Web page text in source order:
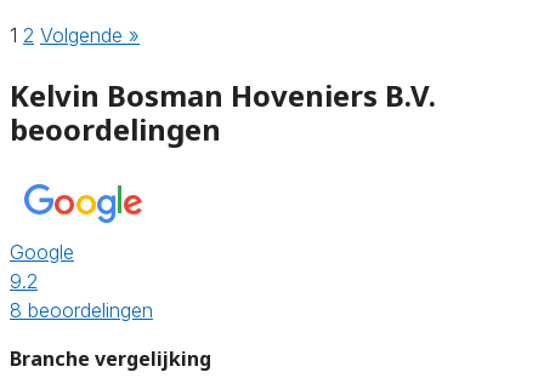
1 2 Volgende »
Kelvin Bosman Hoveniers B.V.
beoordelingen
Google
9.2
8 beoordelingen
Branche vergelijking